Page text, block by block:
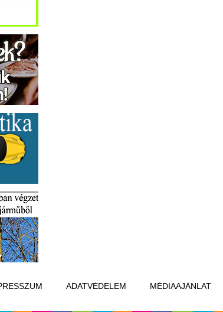
ADATVÉDELEM MÉDIAAJÁNLAT